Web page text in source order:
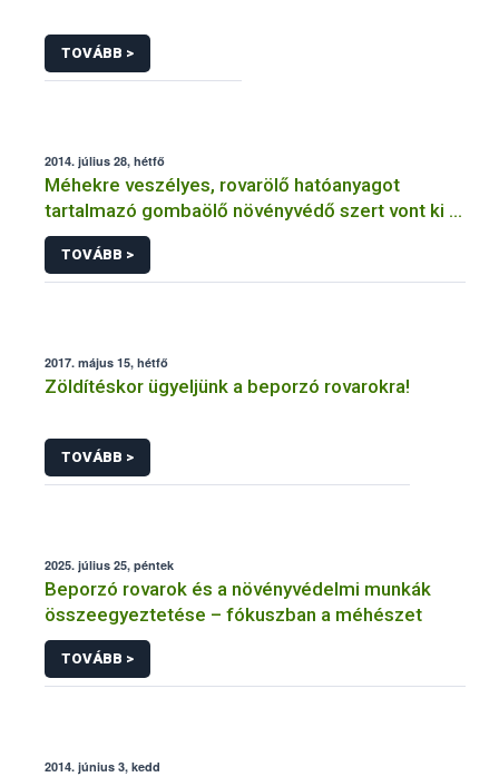
TOVÁBB >
2014. július 28, hétfő
Méhekre veszélyes, rovarölő hatóanyagot
tartalmazó gombaölő növényvédő szert vont ki a
forgalomból a NÉBIH
TOVÁBB >
2017. május 15, hétfő
Zöldítéskor ügyeljünk a beporzó rovarokra!
TOVÁBB >
2025. július 25, péntek
Beporzó rovarok és a növényvédelmi munkák
összeegyeztetése – fókuszban a méhészet
TOVÁBB >
2014. június 3, kedd